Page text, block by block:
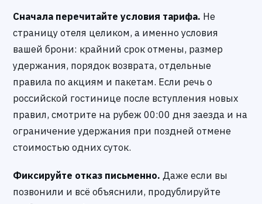
Сначала перечитайте условия тарифа. Не
страницу отеля целиком, а именно условия
вашей брони: крайний срок отмены, размер
удержания, порядок возврата, отдельные
правила по акциям и пакетам. Если речь о
российской гостинице после вступления новых
правил, смотрите на рубеж 00:00 дня заезда и на
ограничение удержания при поздней отмене
стоимостью одних суток.
Фиксируйте отказ письменно. Даже если вы
позвонили и всё объяснили, продублируйте